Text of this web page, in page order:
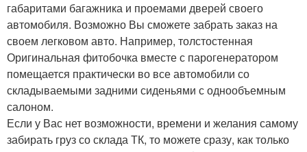
габаритами багажника и проемами дверей своего
автомобиля. Возможно Вы сможете забрать заказ на
своем легковом авто. Например, толстостенная
Оригинальная фитобочка вместе с парогенератором
помещается практически во все автомобили со
складываемыми задними сиденьями с однообъемным
салоном.
Если у Вас нет возможности, времени и желания самому
забирать груз со склада ТК, то можете сразу, как только